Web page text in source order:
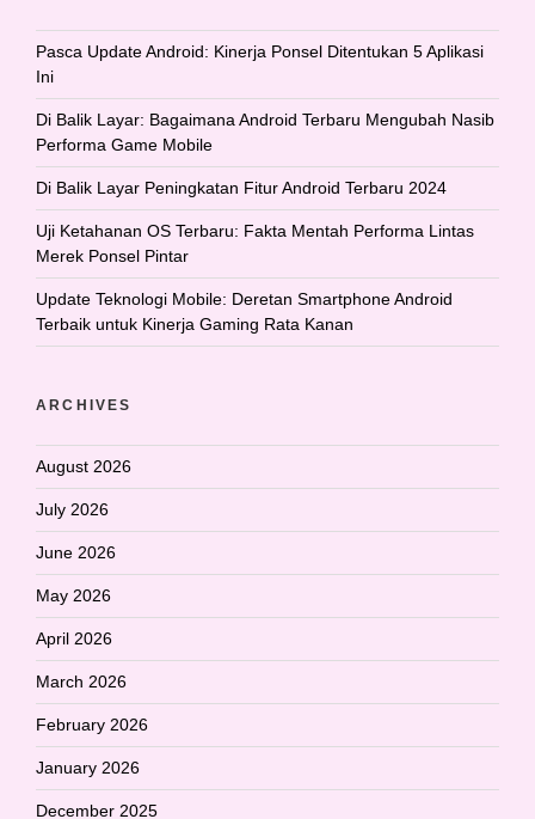
Pasca Update Android: Kinerja Ponsel Ditentukan 5 Aplikasi
Ini
Di Balik Layar: Bagaimana Android Terbaru Mengubah Nasib
Performa Game Mobile
Di Balik Layar Peningkatan Fitur Android Terbaru 2024
Uji Ketahanan OS Terbaru: Fakta Mentah Performa Lintas
Merek Ponsel Pintar
Update Teknologi Mobile: Deretan Smartphone Android
Terbaik untuk Kinerja Gaming Rata Kanan
ARCHIVES
August 2026
July 2026
June 2026
May 2026
April 2026
March 2026
February 2026
January 2026
December 2025